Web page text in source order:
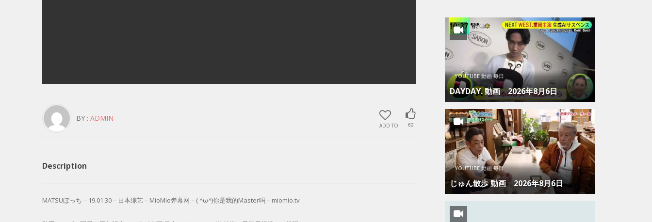
ADD TO 62
BY : ADMIN
Description
MATSUぼっち – 19.01.30 – 日本综艺 – MioMio弹幕网 – ( ^ω^)你是我的Master吗 – miomio.tv
YOUTUBE 動画 毎日
DAYDAY. 動画 2026年8月6日
YOUTUBE 動画 毎日
じゅん散歩 動画 2026年8月6日